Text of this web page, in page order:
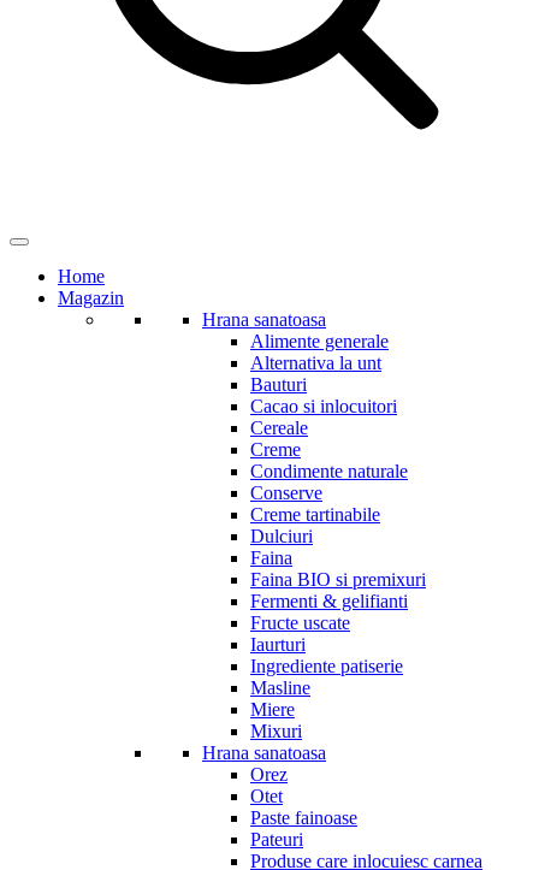
Home
Magazin
Hrana sanatoasa
Alimente generale
Alternativa la unt
Bauturi
Cacao si inlocuitori
Cereale
Creme
Condimente naturale
Conserve
Creme tartinabile
Dulciuri
Faina
Faina BIO si premixuri
Fermenti & gelifianti
Fructe uscate
Iaurturi
Ingrediente patiserie
Masline
Miere
Mixuri
Hrana sanatoasa
Orez
Otet
Paste fainoase
Pateuri
Produse care inlocuiesc carnea